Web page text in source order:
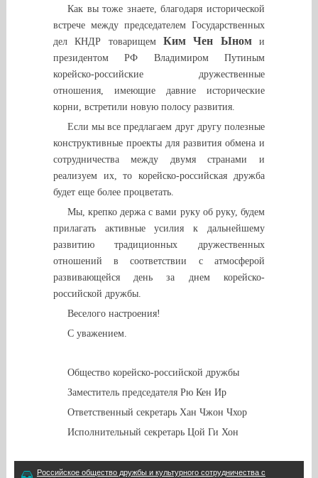
Как вы тоже знаете, благодаря исторической
встрече между председателем Государственных
дел КНДР товарищем Ким Чен Ыноми
президентом РФ Владимиром Путиным
корейско-российские дружественные
отношения, имеющие давние исторические
корни, встретили новую полосу развития.
Если мы все предлагаем друг другу полезные
конструктивные проекты для развития обмена и
сотрудничества между двумя странами и
реализуем их, то корейско-российская дружба
будет еще более процветать.
Мы, крепко держа с вами руку об руку, будем
прилагать активные усилия к дальнейшему
развитию традиционных дружественных
отношений в соответствии с атмосферой
развивающейся день за днем корейско-
российской дружбы.
Веселого настроения!
С уважением.
Общество корейско-российской дружбы
Заместитель председателя Рю Кен Ир
Ответственный секретарь Хан Чжон Чхор
Исполнительный секретарь Цой Ги Хон
Российское общество дружбы и культурного сотрудничества с